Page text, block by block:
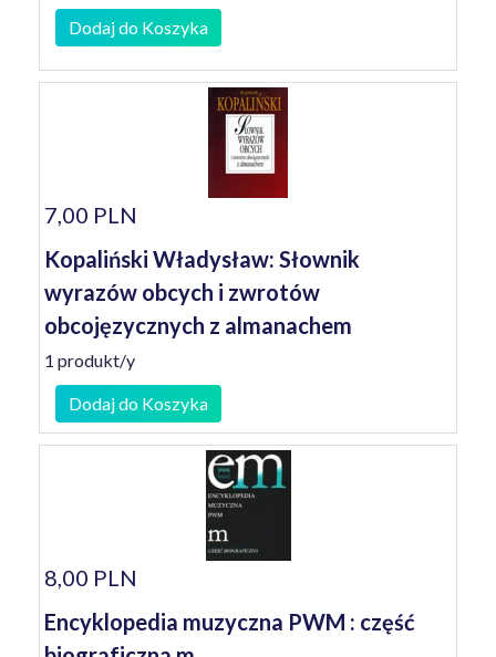
Dodaj do Koszyka
7,00 PLN
Kopaliński Władysław: Słownik
wyrazów obcych i zwrotów
obcojęzycznych z almanachem
1 produkt/y
Dodaj do Koszyka
8,00 PLN
Encyklopedia muzyczna PWM : część